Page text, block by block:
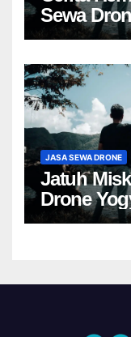
Sewa
JASA SEWA DRONE
Jatuh
Drone